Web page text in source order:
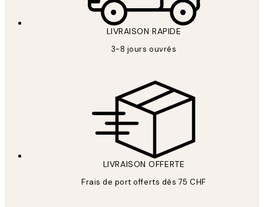
LIVRAISON RAPIDE
3-8 jours ouvrés
LIVRAISON OFFERTE
Frais de port offerts dès 75 CHF